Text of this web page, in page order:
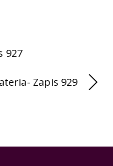
927
Zapis 929